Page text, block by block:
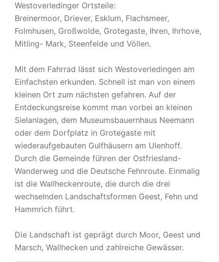
Westoverledinger Ortsteile:
Breinermoor, Driever, Esklum, Flachsmeer,
Folmhusen, Großwolde, Grotegaste, Ihren, Ihrhove,
Mitling- Mark, Steenfelde und Völlen.
Mit dem Fahrrad lässt sich Westoverledingen am
Einfachsten erkunden. Schnell ist man von einem
kleinen Ort zum nächsten gefahren. Auf der
Entdeckungsreise kommt man vorbei an kleinen
Sielanlagen, dem Museumsbauernhaus Neemann
oder dem Dorfplatz in Grotegaste mit
wiederaufgebauten Gulfhäusern am Ulenhoff.
Durch die Gemeinde führen der Ostfriesland-
Wanderweg und die Deutsche Fehnroute. Einmalig
ist die Wallheckenroute, die durch die drei
wechselnden Landschaftsformen Geest, Fehn und
Hammrich führt.
Die Landschaft ist geprägt durch Moor, Geest und
Marsch, Wallhecken und zahlreiche Gewässer.